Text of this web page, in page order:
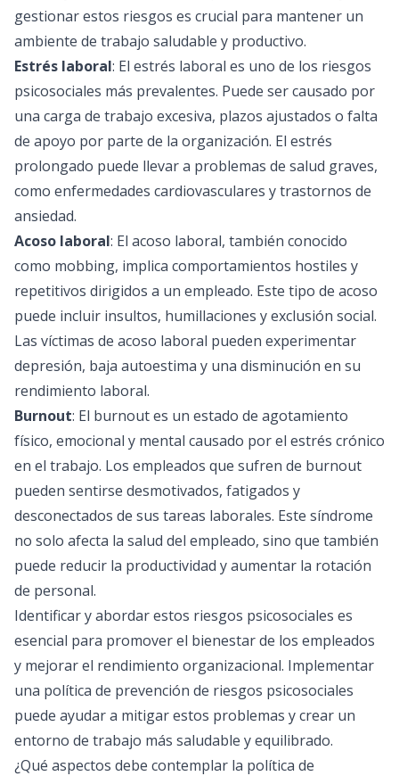
gestionar estos riesgos es crucial para mantener un
ambiente de trabajo saludable y productivo.
Estrés laboral: El estrés laboral es uno de los riesgos
psicosociales más prevalentes. Puede ser causado por
una carga de trabajo excesiva, plazos ajustados o falta
de apoyo por parte de la organización. El estrés
prolongado puede llevar a problemas de salud graves,
como enfermedades cardiovasculares y trastornos de
ansiedad.
Acoso laboral: El acoso laboral, también conocido
como mobbing, implica comportamientos hostiles y
repetitivos dirigidos a un empleado. Este tipo de acoso
puede incluir insultos, humillaciones y exclusión social.
Las víctimas de acoso laboral pueden experimentar
depresión, baja autoestima y una disminución en su
rendimiento laboral.
Burnout: El burnout es un estado de agotamiento
físico, emocional y mental causado por el estrés crónico
en el trabajo. Los empleados que sufren de burnout
pueden sentirse desmotivados, fatigados y
desconectados de sus tareas laborales. Este síndrome
no solo afecta la salud del empleado, sino que también
puede reducir la productividad y aumentar la rotación
de personal.
Identificar y abordar estos riesgos psicosociales es
esencial para promover el bienestar de los empleados
y mejorar el rendimiento organizacional. Implementar
una política de prevención de riesgos psicosociales
puede ayudar a mitigar estos problemas y crear un
entorno de trabajo más saludable y equilibrado.
¿Qué aspectos debe contemplar la política de